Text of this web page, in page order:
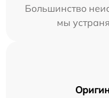
Большинство
мы